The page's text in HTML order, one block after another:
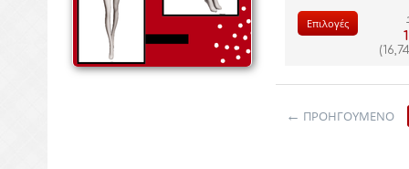
(16,74
Επιλογές
ΠΡΟΗΓΟΎΜΕΝΟ